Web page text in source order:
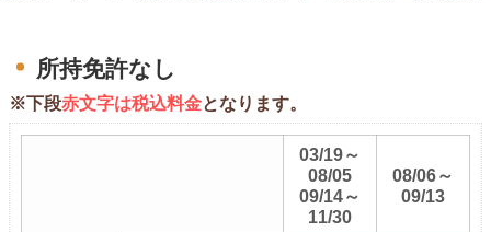
所持免許なし
※下段赤文字は税込料金となります。
03/19～
08/05
09/14～
11/30
08/06～
09/13